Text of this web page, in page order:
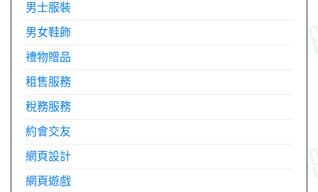
男士服裝
男女鞋飾
禮物贈品
租售服務
稅務服務
約會交友
網頁設計
網頁遊戲